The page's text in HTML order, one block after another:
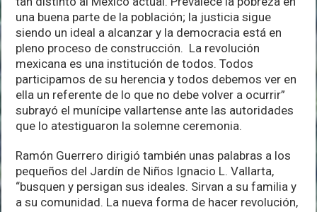
una buena parte de la población; la justicia sigue
siendo un ideal a alcanzar y la democracia está en
pleno proceso de construcción. La revolución
mexicana es una institución de todos. Todos
participamos de su herencia y todos debemos ver en
ella un referente de lo que no debe volver a ocurrir”
subrayó el munícipe vallartense ante las autoridades
que lo atestiguaron la solemne ceremonia.
Ramón Guerrero dirigió también unas palabras a los
pequeños del Jardín de Niños Ignacio L. Vallarta,
“busquen y persigan sus ideales. Sirvan a su familia y
a su comunidad. La nueva forma de hacer revolución,